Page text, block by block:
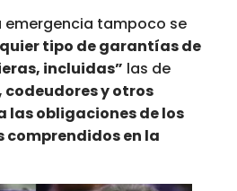
emergencia tampoco se
tipo de garantías de
incluidas” las de
y otros
las obligaciones de los
comprendidos en la